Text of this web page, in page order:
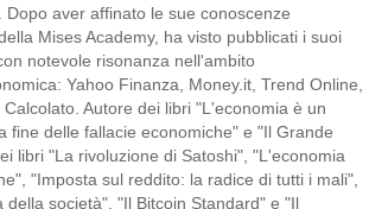
Dopo aver affinato le sue conoscenze
Mises Academy, ha visto pubblicati i suoi
notevole risonanza nell'ambito
Yahoo Finanza, Money.it, Trend Online,
Autore dei libri "L'economia è un
fine delle fallacie economiche" e "Il Grande
libri "La rivoluzione di Satoshi", "L'economia
"Imposta sul reddito: la radice di tutti i mali",
della società", "Il Bitcoin Standard" e "Il